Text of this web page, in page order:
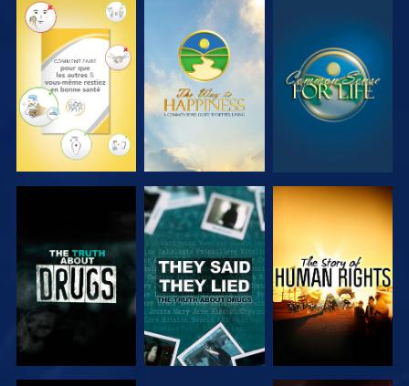
REGARDER REGARDER REGARDER
REGARDER REGARDER